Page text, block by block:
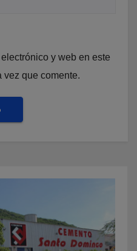
y web en este
vez que comente.